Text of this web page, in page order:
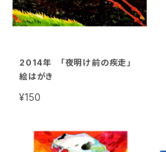
2014年 「夜明け前の疾走」
絵はがき
¥150